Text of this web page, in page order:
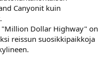
Canyonit kuin
Dollar Highway" on
reissun suosikkipaikkoja